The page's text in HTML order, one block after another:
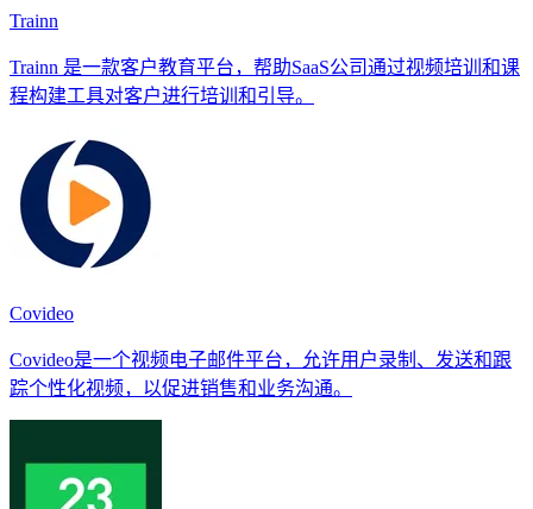
Trainn
Trainn 是一款客户教育平台，帮助SaaS公司通过视频培训和课
程构建工具对客户进行培训和引导。
Covideo
Covideo是一个视频电子邮件平台，允许用户录制、发送和跟
踪个性化视频，以促进销售和业务沟通。